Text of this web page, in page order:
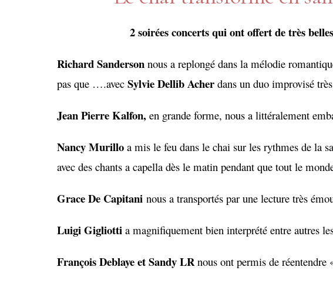
2 soirées concerts qui ont offert de très
Richard Sanderson nous a replongé dans la mélodie
pas que ….avec Sylvie Dellib Acher dans un duo improvisé
Jean Pierre Kalfon, en grande forme, nous a littéralement
Nancy Murillo a mis le feu dans le chai sur les rythmes de la
avec des chants a capella dès le matin pendant que tout le
Grace De Capitani nous a transportés par une lecture très
LuigiGigliotti a magnifiquement bien interprété entre autres
François Deblaye et Sandy LRnous ont permis de